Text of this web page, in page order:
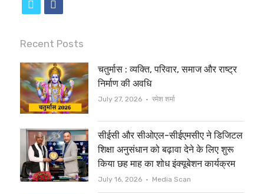
i
t
t
e
r
c
e
b
o
o
k
Recent Posts
चतुर्मास : व्यक्ति, परिवार, समाज और राष्ट्र
निर्माण की अवधि
July 27, 2026 Author
रमेश शर्मा
सीईसी और सीओएल-सीईएमसीए ने डिजिटल
शिक्षा अनुसंधान को बढ़ावा देने के लिए शुरू
किया छह माह का शोध इंक्यूबेशन कार्यक्रम
July 16, 2026 Author
Media Scan